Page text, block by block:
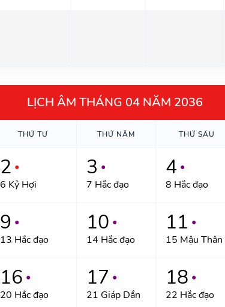
LỊCH ÂM THÁNG 04 NĂM 2036
THỨ TƯ THỨ NĂM THỨ SÁU
2 ●
6 Kỷ Hợi
3 ●
7 Hắc đạo
4 ●
8 Hắc đạo
9 ●
13 Hắc đạo
10 ●
14 Hắc đạo
11 ●
15 Mậu Thân
16 ●
20 Hắc đạo
17 ●
21 Giáp Dần
18 ●
22 Hắc đạo